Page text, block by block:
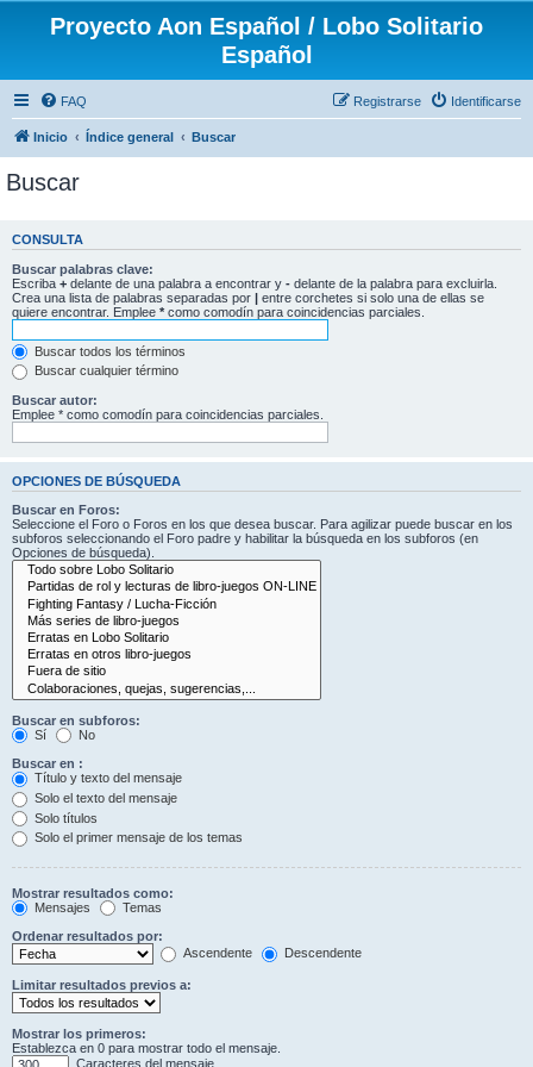
Proyecto Aon Español / Lobo Solitario
Español
FAQ Identificarse
Registrarse
Inicio Índice general Buscar
Buscar
CONSULTA
Buscar palabras clave:
Escriba + delante de una palabra a encontrar y - delante de la palabra para excluirla.
Crea una lista de palabras separadas por | entre corchetes si solo una de ellas se
quiere encontrar. Emplee * como comodín para coincidencias parciales.
Buscar todos los términos
Buscar cualquier término
Buscar autor:
Emplee * como comodín para coincidencias parciales.
OPCIONES DE BÚSQUEDA
Buscar en Foros:
Seleccione el Foro o Foros en los que desea buscar. Para agilizar puede buscar en los
subforos seleccionando el Foro padre y habilitar la búsqueda en los subforos (en
Opciones de búsqueda).
Buscar en subforos:
Sí
No
Buscar en :
Título y texto del mensaje
Solo el texto del mensaje
Solo títulos
Solo el primer mensaje de los temas
Mostrar resultados como:
Mensajes
Temas
Ordenar resultados por:
Ascendente
Descendente
Limitar resultados previos a:
Mostrar los primeros:
Establezca en 0 para mostrar todo el mensaje.
Caracteres del mensaje